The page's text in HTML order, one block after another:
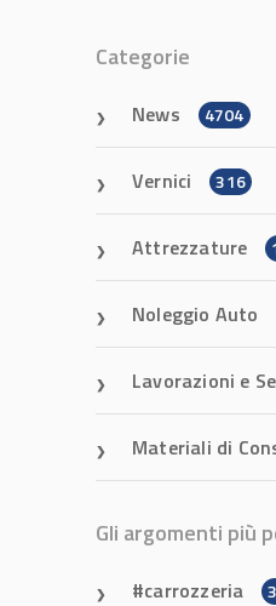
Categorie
News 4704
Vernici 316
Attrezzature
Noleggio Auto
Lavorazioni e
Materiali di
Gli argomenti più
carrozzeria